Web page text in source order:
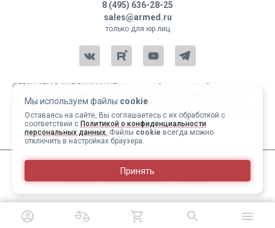
1
Мы используем файлы cookie
Оставаясь на сайте, Вы соглашаетесь с их обработкой с
соответствии с Политикой о конфиденциальности
персональных данных. Файлы cookie всегда можно
отключить в настройках браузера.
Принять
8 (495) 636-28-25
sales@armed.ru
только для юр.лиц
ОБРАЩАЕМ ВАШЕ ВНИМАНИЕ, что данный интернет-сайт и материалы,
характер и ни при каких условиях не являются публичной офертой,
определяемой положениями статьи 437 Гражданского кодекса РФ.
Copyright 2004-2026 © Армед
ИМЕЮТСЯ ПРОТИВОПОКАЗАНИЯ, ПЕРЕД ИСПОЛЬЗОВАНИЕМ
НЕОБХОДИМО ОЗНАКОМИТЬСЯ С ИНСТРУКЦИЕЙ И
ПРОКОНСУЛЬТИРОВАТЬСЯ С ВРАЧОМ